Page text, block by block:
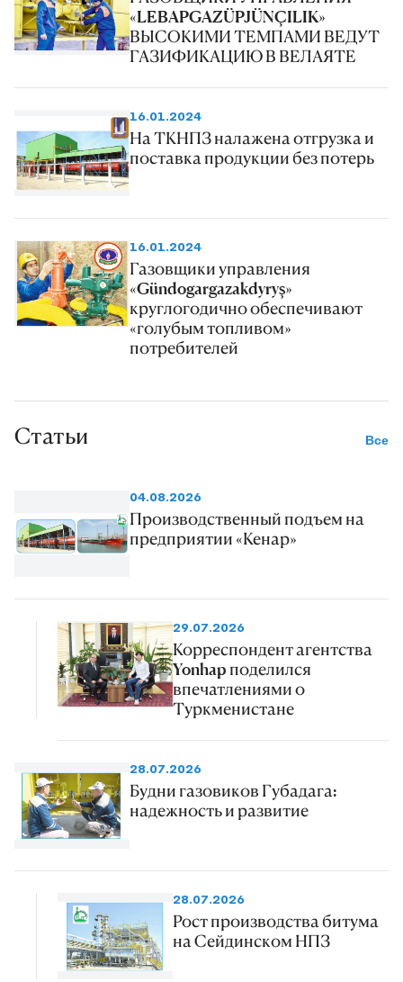
«LEBAPGAZÜPJÜNÇILIK»
ВЫСОКИМИ ТЕМПАМИ ВЕДУТ
ГАЗИФИКАЦИЮ В ВЕЛАЯТЕ
16.01.2024
На ТКНПЗ налажена отгрузка и
поставка продукции без потерь
16.01.2024
Газовщики управления
«Gündogargazakdyryş»
круглогодично обеспечивают
«голубым топливом»
потребителей
Статьи Все
04.08.2026
Производственный подъем на
предприятии «Кенар»
29.07.2026
Корреспондент агентства
Yonhap поделился
впечатлениями о
Туркменистане
28.07.2026
Будни газовиков Губадага:
надежность и развитие
28.07.2026
Рост производства битума
на Сейдинском НПЗ